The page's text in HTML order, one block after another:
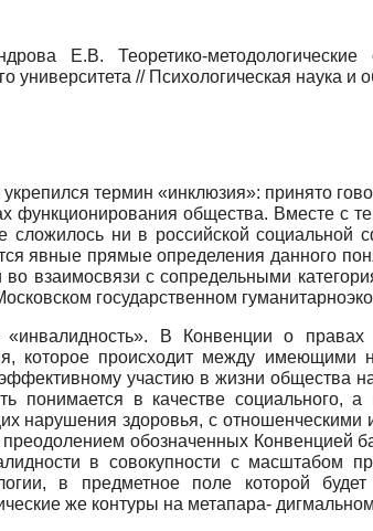
Е.В. Теоретико-
университета // Психологическая наука
термин «инклюзия»: принято
функционирования общества. Вместе с
сложилось ни в российской социальной
явные прямые определения данного
взаимосвязи с сопредельными
государственном
В Конвенции о
которое происходит между
участию в жизни общества
понимается в качестве социального,
нарушения здоровья, с
преодолением обозначенных
в совокупности с масштабом
в предметное поле которой
же контуры на метапара-